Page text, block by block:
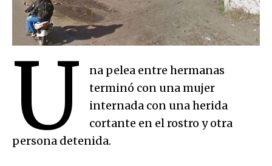
U
na pelea entre hermanas
terminó con una mujer
internada con una herida
cortante en el rostro y otra
persona detenida.